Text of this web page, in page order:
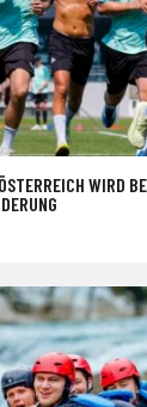
WIRD